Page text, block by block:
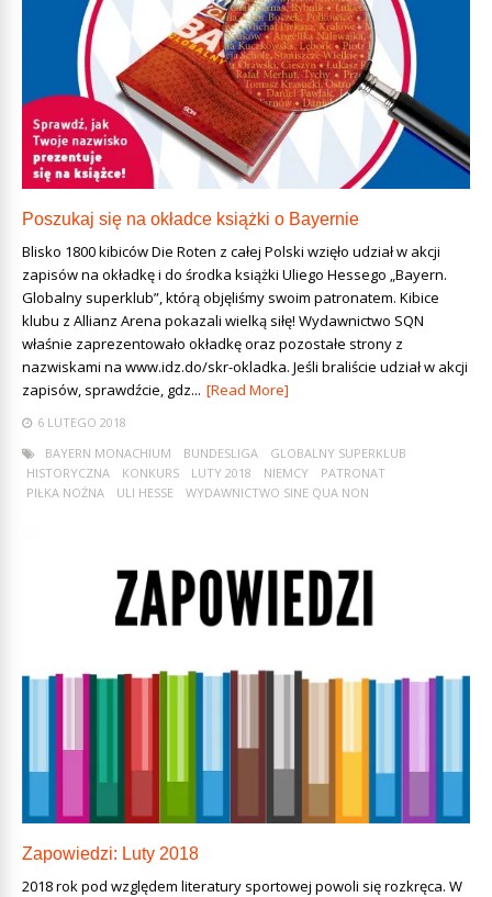
Poszukaj się na okładce książki o Bayernie
Blisko 1800 kibiców Die Roten z całej Polski wzięło udział w akcji
zapisów na okładkę i do środka książki Uliego Hessego „Bayern.
Globalny superklub”, którą objęliśmy swoim patronatem. Kibice
klubu z Allianz Arena pokazali wielką siłę! Wydawnictwo SQN
właśnie zaprezentowało okładkę oraz pozostałe strony z
nazwiskami na www.idz.do/skr-okladka. Jeśli braliście udział w akcji
zapisów, sprawdźcie, gdz... [Read More]
6 LUTEGO 2018
BAYERN MONACHIUM
BUNDESLIGA
GLOBALNY SUPERKLUB
HISTORYCZNA
KONKURS LUTY 2018 NIEMCY
PATRONAT
PIŁKA NOŻNA
ULI HESSE WYDAWNICTWO SINE QUA NON
Zapowiedzi: Luty 2018
2018 rok pod względem literatury sportowej powoli się rozkręca. W